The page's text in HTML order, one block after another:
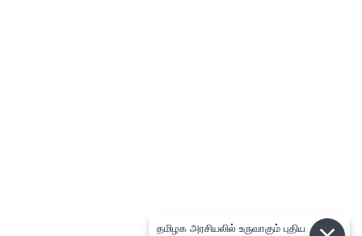
தமிழக அரசியலில் உருவாகும் புதிய